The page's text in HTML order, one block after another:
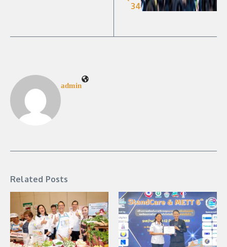
34
admin
Related Posts